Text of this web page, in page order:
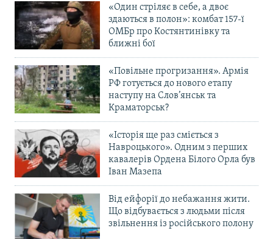
«Один стріляє в себе, а двоє
здаються в полон»: комбат 157-ї
ОМБр про Костянтинівку та
ближні бої
«Повільне прогризання». Армія
РФ готується до нового етапу
наступу на Слов’янськ та
Краматорськ?
«Історія ще раз сміється з
Навроцького». Одним з перших
кавалерів Ордена Білого Орла був
Іван Мазепа
Від ейфорії до небажання жити.
Що відбувається з людьми після
звільнення із російського полону